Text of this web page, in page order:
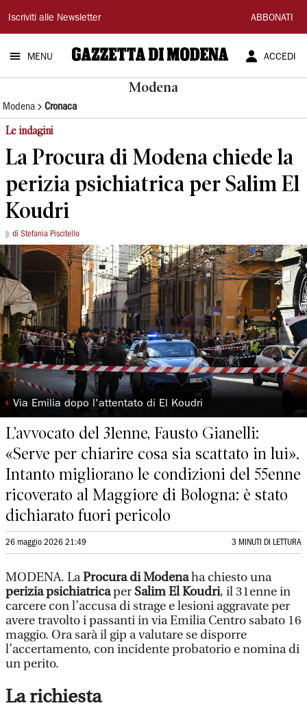
Gazzetta
di
Modena
Iscriviti alle Newsletter ABBONATI
MENU ACCEDI
Modena
Modena Cronaca
Le indagini
La Procura di Modena chiede la
perizia psichiatrica per Salim El
Koudri
di Stefania Piscitello
◗ Via Emilia dopo l'attentato di El Koudri
L’avvocato del 31enne, Fausto Gianelli:
«Serve per chiarire cosa sia scattato in lui».
Intanto migliorano le condizioni del 55enne
ricoverato al Maggiore di Bologna: è stato
dichiarato fuori pericolo
26 maggio 2026 21:49 3 MINUTI DI LETTURA
MODENA. LaProcura di Modenaha chiesto una
perizia psichiatricaper Salim El Koudri, il 31enne in
carcere con l’accusa di strage e lesioni aggravate per
avere travolto i passanti in via Emilia Centro sabato 16
maggio. Ora sarà il gip a valutare se disporre
l’accertamento, con incidente probatorio e nomina di
un perito.
La richiesta